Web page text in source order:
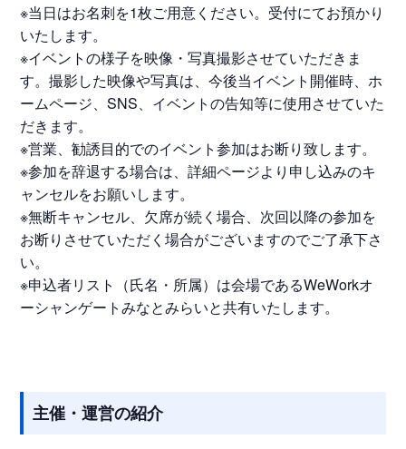
※当日はお名刺を1枚ご用意ください。受付にてお預かり
いたします。
※イベントの様子を映像・写真撮影させていただきま
す。撮影した映像や写真は、今後当イベント開催時、ホ
ームページ、SNS、イベントの告知等に使用させていた
だきます。
※営業、勧誘目的でのイベント参加はお断り致します。
※参加を辞退する場合は、詳細ページより申し込みのキ
ャンセルをお願いします。
※無断キャンセル、欠席が続く場合、次回以降の参加を
お断りさせていただく場合がございますのでご了承下さ
い。
※申込者リスト（氏名・所属）は会場であるWeWorkオ
ーシャンゲートみなとみらいと共有いたします。
主催・運営の紹介